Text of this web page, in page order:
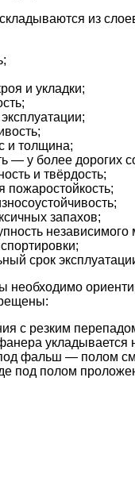
из
и укладки;
и толщина;
— у более дорогих
и твёрдость;
пожаростойкость;
запахов;
независимого
срок
с резким
фальш — полом
под полом